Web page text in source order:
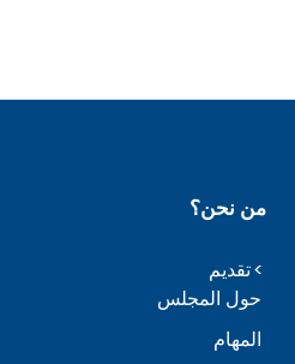
من نحن؟
تقديم
حول المجلس
المهام